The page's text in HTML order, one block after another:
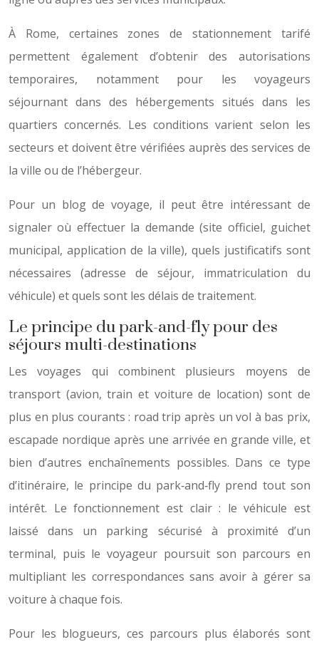
À Rome, certaines zones de stationnement tarifé
permettent également d’obtenir des autorisations
temporaires, notamment pour les voyageurs
séjournant dans des hébergements situés dans les
quartiers concernés. Les conditions varient selon les
secteurs et doivent être vérifiées auprès des services de
la ville ou de l’hébergeur.
Pour un blog de voyage, il peut être intéressant de
signaler où effectuer la demande (site officiel, guichet
municipal, application de la ville), quels justificatifs sont
nécessaires (adresse de séjour, immatriculation du
véhicule) et quels sont les délais de traitement.
Le principe du park-and-fly pour des
séjours multi-destinations
Les voyages qui combinent plusieurs moyens de
transport (avion, train et voiture de location) sont de
plus en plus courants : road trip après un vol à bas prix,
escapade nordique après une arrivée en grande ville, et
bien d’autres enchaînements possibles. Dans ce type
d’itinéraire, le principe du park‑and‑fly prend tout son
intérêt. Le fonctionnement est clair : le véhicule est
laissé dans un parking sécurisé à proximité d’un
terminal, puis le voyageur poursuit son parcours en
multipliant les correspondances sans avoir à gérer sa
voiture à chaque fois.
Pour les blogueurs, ces parcours plus élaborés sont